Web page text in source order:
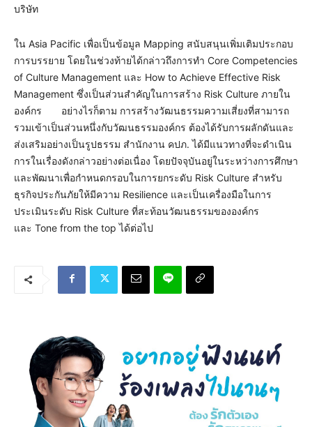
บริษัท
ใน Asia Pacific เพื่อเป็นข้อมูล Mapping สนับสนุนเพิ่มเติมประกอบ
การบรรยาย โดยในช่วงท้ายได้กล่าวถึงการทำ Core Competencies
of Culture Management และ How to Achieve Effective Risk
Management ซึ่งเป็นส่วนสำคัญในการสร้าง Risk Culture ภายใน
องค์กร อย่างไรก็ตาม การสร้างวัฒนธรรมความเสี่ยงที่สามารถ
รวมเข้าเป็นส่วนหนึ่งกับวัฒนธรรมองค์กร ต้องได้รับการผลักดันและ
ส่งเสริมอย่างเป็นรูปธรรม สำนักงาน คปภ. ได้มีแนวทางที่จะดำเนิน
การในเรื่องดังกล่าวอย่างต่อเนื่อง โดยปัจจุบันอยู่ในระหว่างการศึกษา
และพัฒนาเพื่อกำหนดกรอบในการยกระดับ Risk Culture สำหรับ
ธุรกิจประกันภัยให้มีความ Resilience และเป็นเครื่องมือในการ
ประเมินระดับ Risk Culture ที่สะท้อนวัฒนธรรมขององค์กร
และ Tone from the top ได้ต่อไป